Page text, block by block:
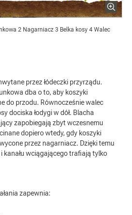
2 Nagarniacz 3 Belka kosy 4 Walec
przez łódeczki przyrządu.
dba o to, aby koszyki
do przodu. Równocześnie walec
dociska łodygi w dół. Blacha
zapobiegają zbyt wczesnemu
dopiero wtedy, gdy koszyki
przez nagarniacz. Dzięki temu
kanału wciągającego trafiają tylko
zapewnia: